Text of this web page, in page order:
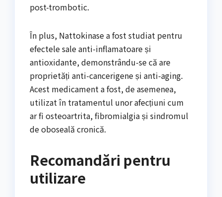
post-trombotic.
În plus, Nattokinase a fost studiat pentru
efectele sale anti-inflamatoare și
antioxidante, demonstrându-se că are
proprietăți anti-cancerigene și anti-aging.
Acest medicament a fost, de asemenea,
utilizat în tratamentul unor afecțiuni cum
ar fi osteoartrita, fibromialgia și sindromul
de oboseală cronică.
Recomandări pentru
utilizare